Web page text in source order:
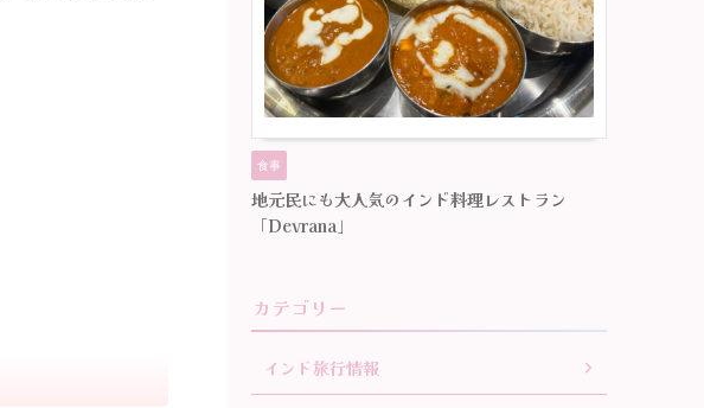
食事
地元民にも大人気のインド料理レストラン
「Devrana」
カテゴリー
インド旅行情報